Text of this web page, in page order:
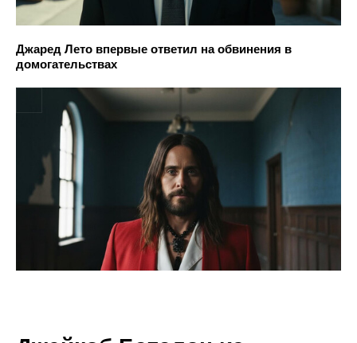
Джаред Лето впервые ответил на обвинения в
домогательствах